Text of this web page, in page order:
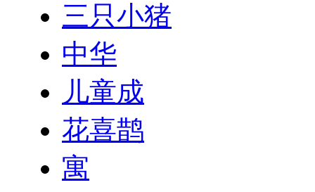
三只小猪
中华
儿童成
花喜鹊
寓